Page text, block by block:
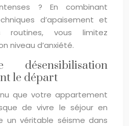
? En combinant
d’apaisement et
vous limitez
niveau d’anxiété.
désensibilisation
le départ
que votre appartement
de vivre le séjour en
un véritable séisme dans